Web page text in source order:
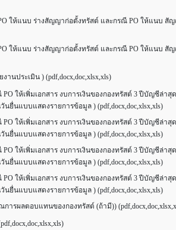
ให้แนบ ร่างสัญญาก่อตั้งทรัสต์ และกรณี PO ให้แนบ สั
ให้แนบ ร่างสัญญาก่อตั้งทรัสต์ และกรณี PO ให้แนบ สั
านประเมิน ) (pdf,docx,doc,xlsx,xls)
ให้เพิ่มเอกสาร งบการเงินของกองทรัสต์ 3 ปีบัญชีล่าสุ
ยื่นแบบแสดงรายการข้อมูล ) (pdf,docx,doc,xlsx,xls)
ให้เพิ่มเอกสาร งบการเงินของกองทรัสต์ 3 ปีบัญชีล่าสุ
ยื่นแบบแสดงรายการข้อมูล ) (pdf,docx,doc,xlsx,xls)
ให้เพิ่มเอกสาร งบการเงินของกองทรัสต์ 3 ปีบัญชีล่าสุ
ยื่นแบบแสดงรายการข้อมูล ) (pdf,docx,doc,xlsx,xls)
ให้เพิ่มเอกสาร งบการเงินของกองทรัสต์ 3 ปีบัญชีล่าสุ
ยื่นแบบแสดงรายการข้อมูล ) (pdf,docx,doc,xlsx,xls)
ารผลตอบแทนของกองทรัสต์ (ถ้ามี))